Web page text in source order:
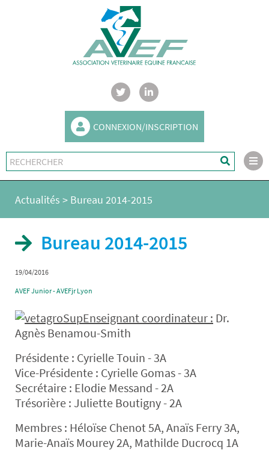
CONNEXION/INSCRIPTION
Actualités > Bureau 2014-2015
Bureau 2014-2015
19/04/2016
AVEF Junior - AVEFjr Lyon
Enseignant coordinateur : Dr.
Agnès Benamou-Smith
Présidente : Cyrielle Touin - 3A
Vice-Présidente : Cyrielle Gomas - 3A
Secrétaire : Elodie Messand - 2A
Trésorière : Juliette Boutigny - 2A
Membres : Héloïse Chenot 5A, Anaïs Ferry 3A,
Marie-Anaïs Mourey 2A, Mathilde Ducrocq 1A